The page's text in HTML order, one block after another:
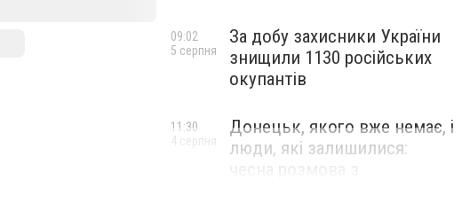
За добу захисники України
знищили 1130 російських
окупантів
09:02
5 серпня
Донецьк, якого вже немає, і
люди, які залишилися:
11:30
4 серпня